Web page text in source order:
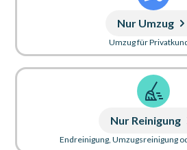
Nur Umzug
Umzug für
Nur Reinigung
Endreinigung, Umzugsreinigung